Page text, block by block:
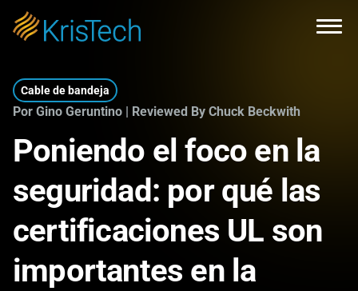
Skip to main content
Cable de bandeja
Por Gino Geruntino | Reviewed By Chuck Beckwith
Poniendo el foco en la
seguridad: por qué las
certificaciones UL son
importantes en la